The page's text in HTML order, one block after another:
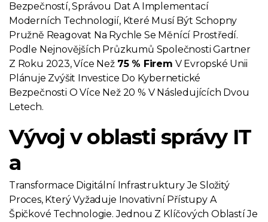
Bezpečností, Správou Dat A Implementací
Moderních Technologií, Které Musí Být Schopny
Pružně Reagovat Na Rychle Se Měnící Prostředí.
Podle Nejnovějších Průzkumů Společnosti Gartner
Z Roku 2023, Více Než 75 % Firem V Evropské Unii
Plánuje Zvýšit Investice Do Kybernetické
Bezpečnosti O Více Než 20 % V Následujících Dvou
Letech.
Vývoj v oblasti správy IT
a
Transformace Digitální Infrastruktury Je Složitý
Proces, Který Vyžaduje Inovativní Přístupy A
Špičkové Technologie. Jednou Z Klíčových Oblastí Je